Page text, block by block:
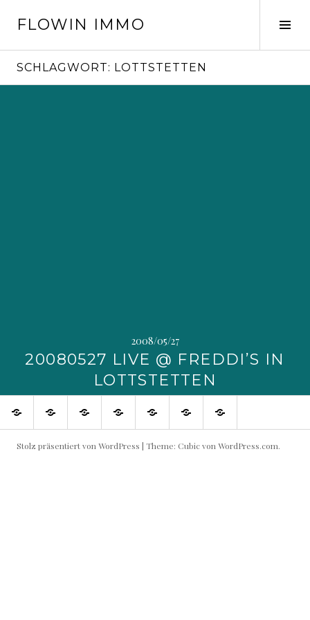
zumFLOWIN IMMO
SCHLAGWORT: LOTTSTETTEN
2008/05/27
20080527 LIVE @ FREDDI’S IN
LOTTSTETTEN
SHOP Blog Flowin
IMMO
Live
Shows
Produktive
Partner
Links Impressum
Stolz präsentiert von WordPress | Theme: Cubic von WordPress.com.